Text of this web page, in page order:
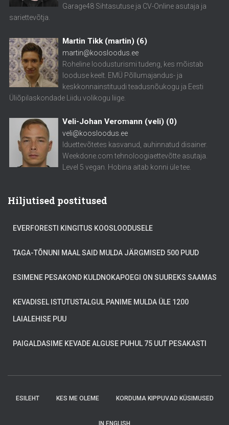
Garage48 Sihtasutuse ja CV-Online asutaja ja
sariettevõtja.
Martin Tikk (martin) (6)
martin@koosloodus.ee
Roheline loodusturismi tudeng, kes mõistab
looduse keelt. EMÜ Põllumajandus- ja
keskkonnainstituudi teadusnõukogu ja Eesti
Üliõpilaskondade Liidu volikogu liige.
Veli-Johan Veromann (veli) (0)
veli@koosloodus.ee
Iduettevõtetes kasvanud, auhinnatud disainer.
Weekdone.com tehnoloogiaettevõtte asutaja.
Level 5 vegan. Hobina aitab konni üle tee.
Hiljutised postitused
EVERFORESTI KINGITUS KOOSLOODUSELE
TAGA-TÕNUNI MAAL SAID MULDA JÄRGMISED 500 PUUD
ESIMENE PESAKOND KULDNOKAPOEGI ON SUUREKS SAAMAS
KEVADISEL ISTUTUSTALGUL PANIME MULDA ÜLE 1200
LAIALEHISE PUU
PAIGALDASIME KEVADE ALGUSE PUHUL 75 UUT PESAKASTI
ESILEHT KES ME OLEME KORDUMA KIPPUVAD KÜSIMUSED